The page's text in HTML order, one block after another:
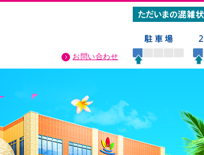
お問い合わせ